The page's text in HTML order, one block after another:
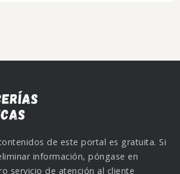
de este portal es gratuita. Si
información, póngase en
servicio de atención al cliente